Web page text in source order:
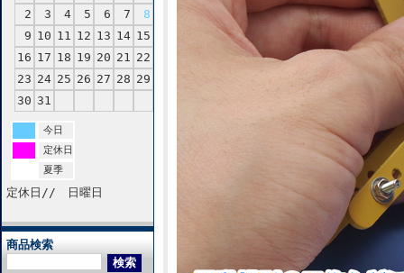
2
3 4 5 6 7
8
9 10 11 12 13 14 15
16 17 18 19 20 21 22
23 24 25 26 27 28 29
30 31
今日
定休日
夏季
定休日// 日曜日
商品検索